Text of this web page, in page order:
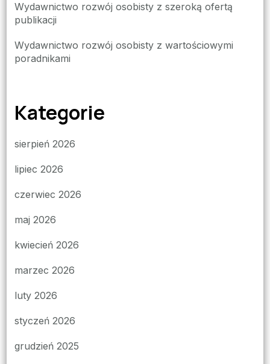
Wydawnictwo rozwój osobisty z szeroką ofertą
publikacji
Wydawnictwo rozwój osobisty z wartościowymi
poradnikami
Kategorie
sierpień 2026
lipiec 2026
czerwiec 2026
maj 2026
kwiecień 2026
marzec 2026
luty 2026
styczeń 2026
grudzień 2025